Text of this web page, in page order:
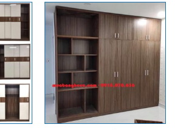
3,600,000₫.